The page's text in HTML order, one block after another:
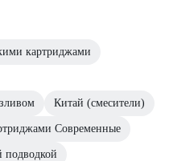
картриджами
Китай (смесители)
Современные
подводкой